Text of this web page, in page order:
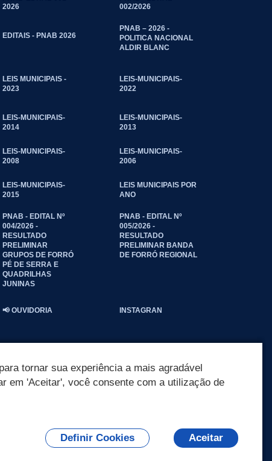
2026
002/2026
EDITAIS - PNAB 2026
PNAB – 2026 -
POLITICA NACIONAL
ALDIR BLANC
LEIS MUNICIPAIS -
2023
LEIS-MUNICIPAIS-
2022
LEIS-MUNICIPAIS-
2014
LEIS-MUNICIPAIS-
2013
LEIS-MUNICIPAIS-
2008
LEIS-MUNICIPAIS-
2006
LEIS-MUNICIPAIS-
2015
LEIS MUNICIPAIS POR
ANO
PNAB - EDITAL Nº
004/2026 -
RESULTADO
PRELIMINAR
GRUPOS DE FORRÓ
PÉ DE SERRA E
QUADRILHAS
JUNINAS
PNAB - EDITAL Nº
005/2026 -
RESULTADO
PRELIMINAR BANDA
DE FORRÓ REGIONAL
📢 OUVIDORIA INSTAGRAN
tornar sua experiência a mais agradável
em 'Aceitar', você consente com a utilização de
Definir Cookies Aceitar